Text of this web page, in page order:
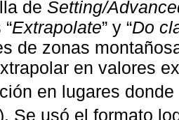
de Setting/
Extrapolate” y “Do
de zonas
en valores
en lugares
Se usó el formato